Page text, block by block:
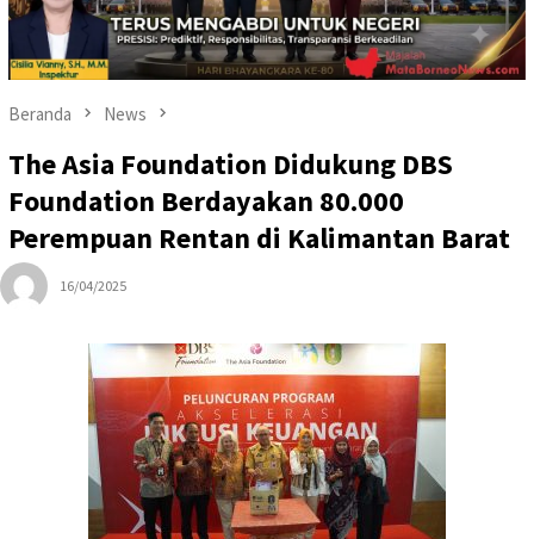
Beranda News
The Asia Foundation Didukung DBS
Foundation Berdayakan 80.000
Perempuan Rentan di Kalimantan Barat
16/04/2025